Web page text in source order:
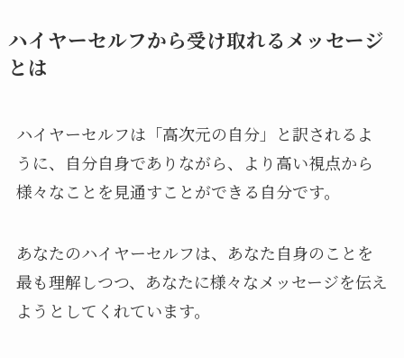
ハイヤーセルフから受け取れるメッセージ
とは
ハイヤーセルフは「高次元の自分」と訳されるよ
うに、自分自身でありながら、より高い視点から
様々なことを見通すことができる自分です。
あなたのハイヤーセルフは、あなた自身のことを
最も理解しつつ、あなたに様々なメッセージを伝え
ようとしてくれています。